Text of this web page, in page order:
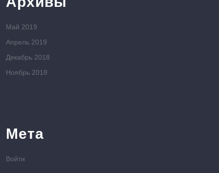
Май 2019
Апрель 2019
Декабрь 2018
Ноябрь 2018
Мета
Войти